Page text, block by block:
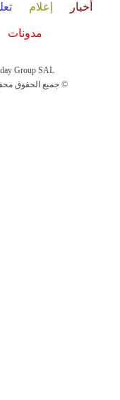
أخبار إعلام
مدونات
Group SAL
جميع الحقوق محفوظة لمجموعة العرب اليوم الاعلامية 2025 ©